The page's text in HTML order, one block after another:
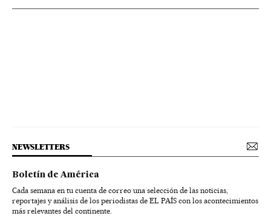
NEWSLETTERS
Boletín de América
Cada semana en tu cuenta de correo una selección de las noticias,
reportajes y análisis de los periodistas de EL PAÍS con los acontecimientos
más relevantes del continente.